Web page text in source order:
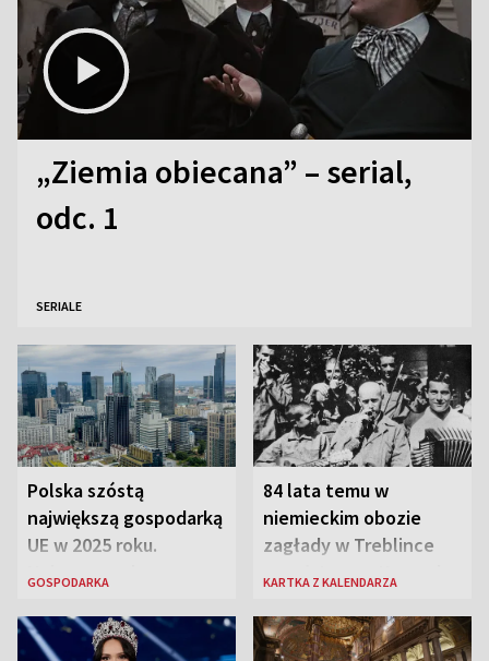
„Ziemia obiecana” – serial,
odc. 1
SERIALE
Polska szóstą
największą gospodarką
UE w 2025 roku.
Najnowsze dane
GOSPODARKA
84 lata temu w
niemieckim obozie
zagłady w Treblince
zmarł Janusz Korczak
KARTKA Z KALENDARZA